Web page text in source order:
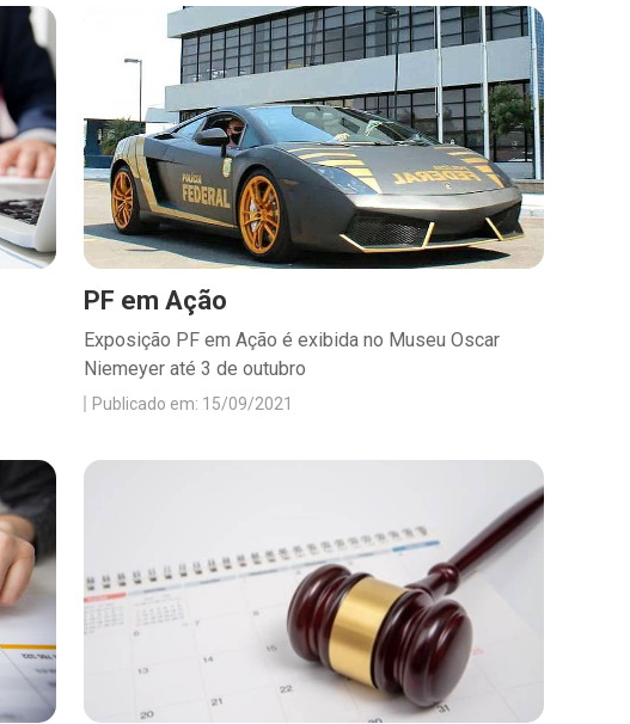
PF em Ação
Exposição PF em Ação é exibida no Museu Oscar
Niemeyer até 3 de outubro
Publicado em: 15/09/2021